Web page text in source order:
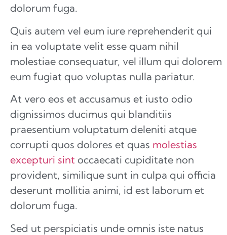
dolorum fuga.
Quis autem vel eum iure reprehenderit qui
in ea voluptate velit esse quam nihil
molestiae consequatur, vel illum qui dolorem
eum fugiat quo voluptas nulla pariatur.
At vero eos et accusamus et iusto odio
dignissimos ducimus qui blanditiis
praesentium voluptatum deleniti atque
corrupti quos dolores et quas molestias
excepturi sint occaecati cupiditate non
provident, similique sunt in culpa qui officia
deserunt mollitia animi, id est laborum et
dolorum fuga.
Sed ut perspiciatis unde omnis iste natus